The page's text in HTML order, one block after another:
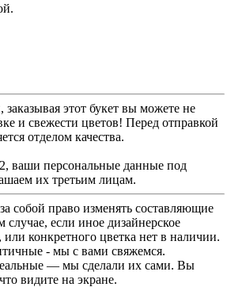
этот букет вы можете не
и свежести цветов! Перед отправкой
отделом качества.
ваши персональные данные под
их третьим лицам.
собой право изменять составляющие
случае, если иное дизайнерское
конкретного цветка нет в наличии.
- мы с вами свяжемся.
— мы сделали их сами. Вы
видите на экране.